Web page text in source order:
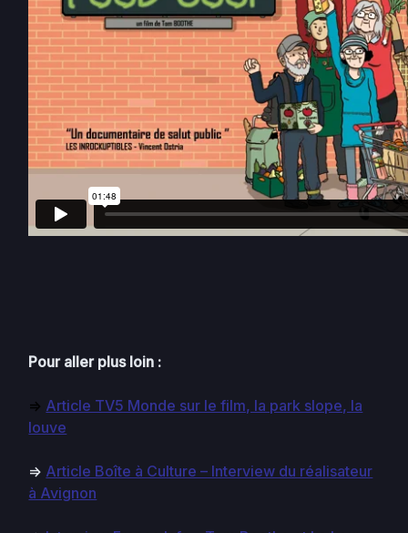
Pour aller plus loin :
=> Article TV5 Monde sur le film, la park slope, la
louve
=> Article Boîte à Culture – Interview du réalisateur
à Avignon